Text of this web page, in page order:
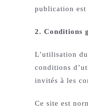
publication est
2. Conditions
L’utilisation
conditions
invités à les
Ce site est